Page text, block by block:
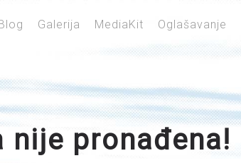
Galerija MediaKit Oglašavanje
nije pronađena!